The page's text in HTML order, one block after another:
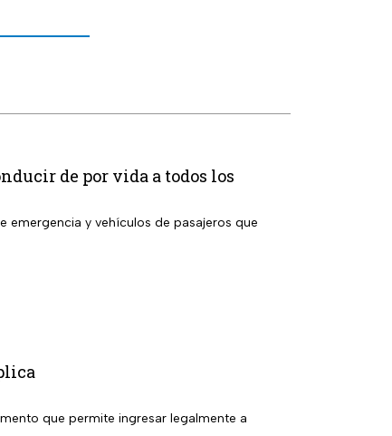
de por vida a todos los
emergencia y vehículos de pasajeros que
que permite ingresar legalmente a